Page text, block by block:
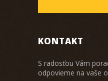
KONTAKT
S radosťou Vám
odpovieme na vaše